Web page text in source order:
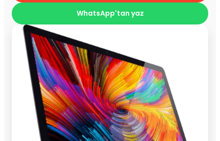
WhatsApp'tan yaz